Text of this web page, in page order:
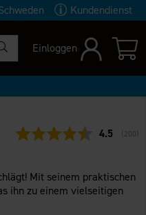
Kundendienst
Einloggen
4.5 (200
Mit seinem praktischen
ihn zu einem vielseitigen